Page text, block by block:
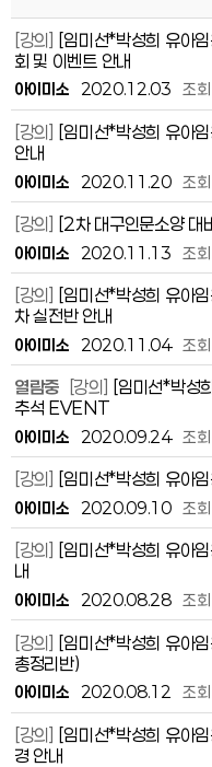
[강의] [임미선*박성희 유아
회 및 이벤트 안내
아이미소 2020.12.03 조회
[강의] [임미선*박성희 유아
안내
아이미소 2020.11.20 조회
[강의] [2차 대구인문소양 대
아이미소 2020.11.13 조회
[강의] [임미선*박성희 유아
차 실전반 안내
아이미소 2020.11.04 조회
열람중 [강의] [임미선*박성
추석 EVENT
아이미소 2020.09.24 조회
[강의] [임미선*박성희 유아
아이미소 2020.09.10 조회
[강의] [임미선*박성희 유아
내
아이미소 2020.08.28 조회
[강의] [임미선*박성희 유아
총정리반)
아이미소 2020.08.12 조회
[강의] [임미선*박성희 유아
경 안내